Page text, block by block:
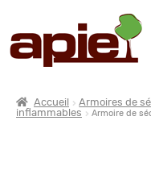
Accueil Armoires de
inflammables
Armoire de